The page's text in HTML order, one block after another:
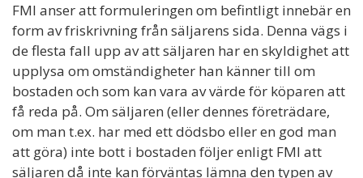
FMI anser att formuleringen om befintligt innebär en
form av friskrivning från säljarens sida. Denna vägs i
de flesta fall upp av att säljaren har en skyldighet att
upplysa om omständigheter han känner till om
bostaden och som kan vara av värde för köparen att
få reda på. Om säljaren (eller dennes företrädare,
om man t.ex. har med ett dödsbo eller en god man
att göra) inte bott i bostaden följer enligt FMI att
säljaren då inte kan förväntas lämna den typen av